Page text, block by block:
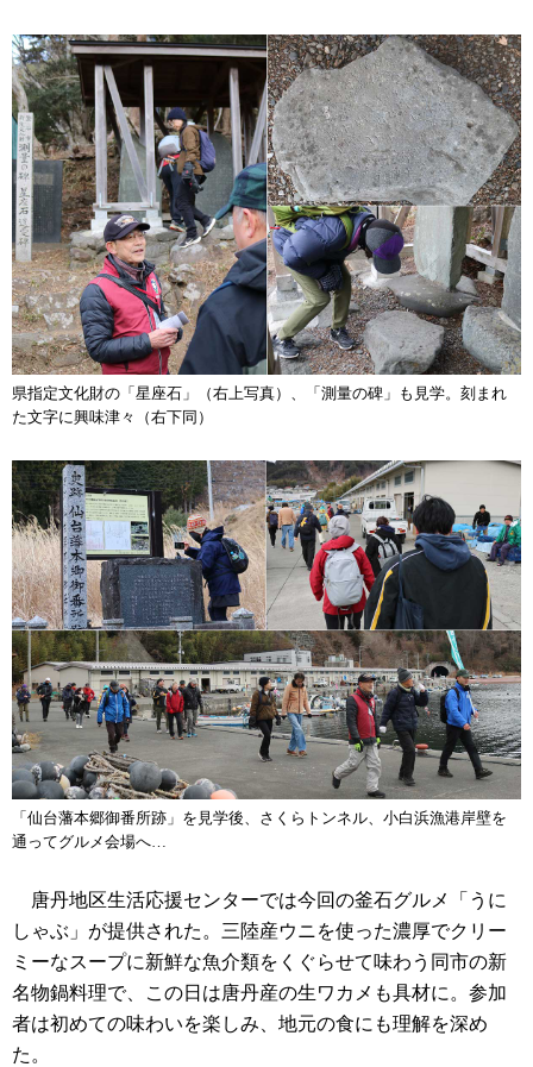
県指定文化財の「星座石」（右上写真）、「測量の碑」も見学。刻まれ
た文字に興味津々（右下同）
「仙台藩本郷御番所跡」を見学後、さくらトンネル、小白浜漁港岸壁を
通ってグルメ会場へ…
唐丹地区生活応援センターでは今回の釜石グルメ「うに
しゃぶ」が提供された。三陸産ウニを使った濃厚でクリー
ミーなスープに新鮮な魚介類をくぐらせて味わう同市の新
名物鍋料理で、この日は唐丹産の生ワカメも具材に。参加
者は初めての味わいを楽しみ、地元の食にも理解を深め
た。